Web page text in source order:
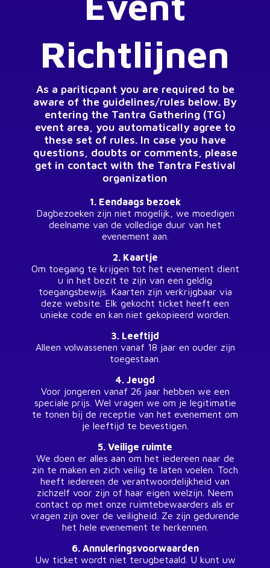
Richtlijnen
As a pariticpant you are required to be
aware of the guidelines/rules below. By
entering the Tantra Gathering (TG)
event area, you automatically agree to
these set of rules. In case you have
questions, doubts or comments, please
get in contact with the Tantra Festival
organization
1. Eendaags bezoek
Dagbezoeken zijn niet mogelijk, we moedigen
deelname van de volledige duur van het
evenement aan.
2. Kaartje
Om toegang te krijgen tot het evenement dient
u in het bezit te zijn van een geldig
toegangsbewijs. Kaarten zijn verkrijgbaar via
deze website. Elk gekocht ticket heeft een
unieke code en kan niet gekopieerd worden.
3. Leeftijd
Alleen volwassenen vanaf 18 jaar en ouder zijn
toegestaan.
4. Jeugd
Voor jongeren vanaf 26 jaar hebben we een
speciale prijs. Wel vragen we om je legitimatie
te tonen bij de receptie van het evenement om
je leeftijd te bevestigen.
5. Veilige ruimte
We doen er alles aan om het iedereen naar de
zin te maken en zich veilig te laten voelen. Toch
heeft iedereen de verantwoordelijkheid van
zichzelf voor zijn of haar eigen welzijn. Neem
contact op met onze ruimtebewaarders als er
vragen zijn over de veiligheid. Ze zijn gedurende
het hele evenement te herkennen.
6. Annuleringsvoorwaarden
Uw ticket wordt niet terugbetaald. U kunt uw